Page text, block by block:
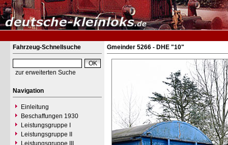
Fahrzeug-Schnellsuche
zur erweiterten Suche
Navigation
Einleitung
Beschaffungen 1930
Leistungsgruppe I
Leistungsgruppe II
Leistungsgruppe III
Gmeinder 5266 - DHE "10"